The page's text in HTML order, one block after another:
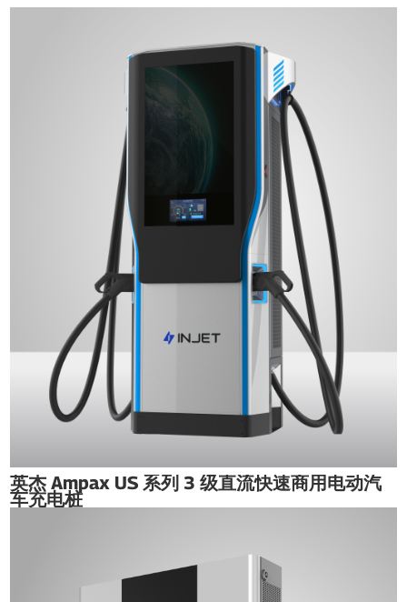
英杰 Ampax US 系列 3 级直流快速商用电动汽
车充电桩